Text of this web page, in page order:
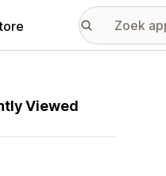
Viewed